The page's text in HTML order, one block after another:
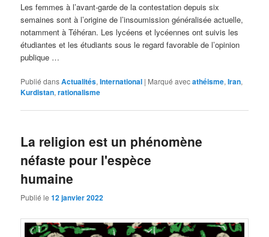
Les femmes à l’avant-garde de la contestation depuis six
semaines sont à l’origine de l’insoumission généralisée actuelle,
notamment à Téhéran. Les lycéens et lycéennes ont suivis les
étudiantes et les étudiants sous le regard favorable de l’opinion
publique …
Publié dansActualités,International | Marqué avecathéisme,Iran,
Kurdistan,rationalisme
La religion est un phénomène
néfaste pour l'espèce
humaine
Publié le12 janvier 2022